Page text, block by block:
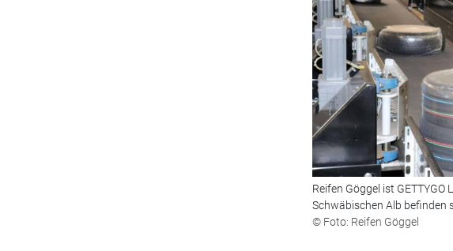
Reifen Göggel ist
Schwäbischen Alb befinden
© Foto: Reifen Göggel